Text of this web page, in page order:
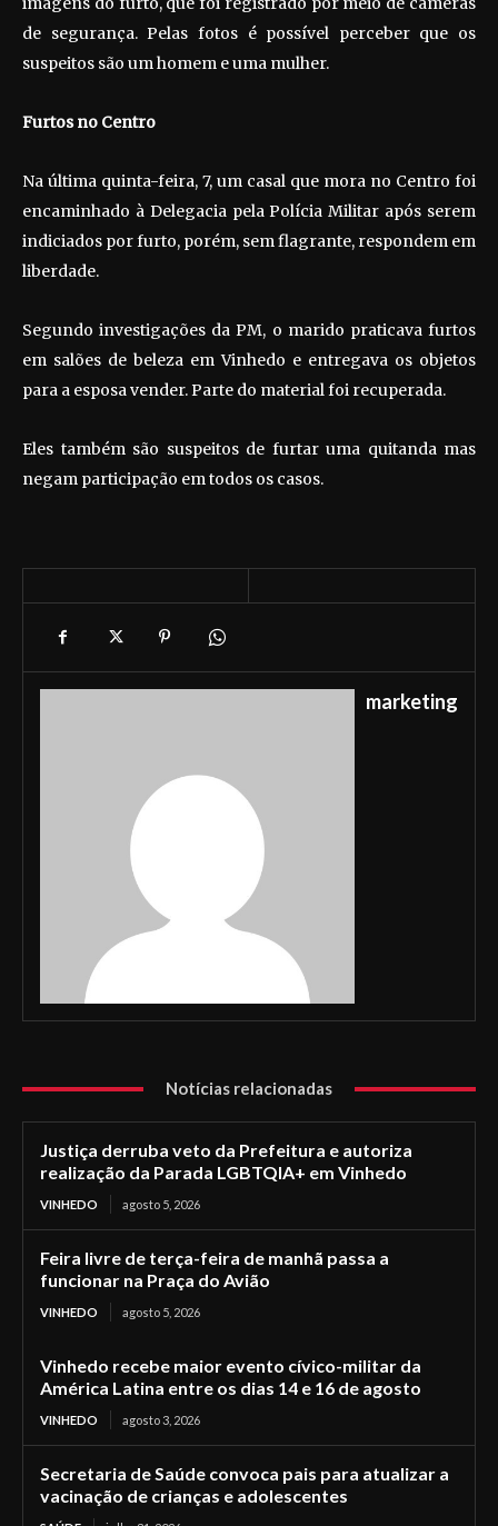
de segurança. Pelas fotos é possível perceber que os
suspeitos são um homem e uma mulher.
Furtos no Centro
Na última quinta-feira, 7, um casal que mora no Centro foi
encaminhado à Delegacia pela Polícia Militar após serem
indiciados por furto, porém, sem flagrante, respondem em
liberdade.
Segundo investigações da PM, o marido praticava furtos
em salões de beleza em Vinhedo e entregava os objetos
para a esposa vender. Parte do material foi recuperada.
Eles também são suspeitos de furtar uma quitanda mas
negam participação em todos os casos.
marketing
Notícias relacionadas
Justiça derruba veto da Prefeitura e autoriza
realização da Parada LGBTQIA+ em Vinhedo
VINHEDO agosto 5, 2026
Feira livre de terça-feira de manhã passa a
funcionar na Praça do Avião
VINHEDO agosto 5, 2026
Vinhedo recebe maior evento cívico-militar da
América Latina entre os dias 14 e 16 de agosto
VINHEDO agosto 3, 2026
Secretaria de Saúde convoca pais para atualizar a
vacinação de crianças e adolescentes